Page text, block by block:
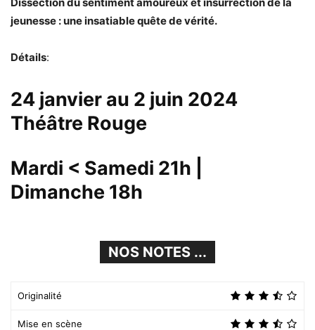
jeunesse : une insatiable quête de vérité.
Détails:
24 janvier au 2 juin 2024
Théâtre Rouge
Mardi < Samedi 21h
Dimanche 18h
NOS NOTES ...
Originalité
Mise en scène